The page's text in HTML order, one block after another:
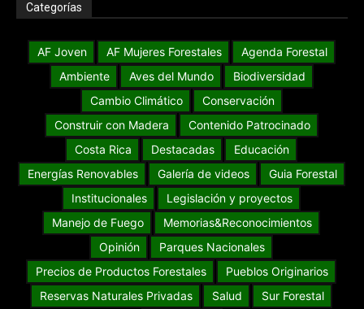
Categorías
AF Joven AF Mujeres Forestales
Agenda Forestal
Ambiente
Aves del Mundo
Biodiversidad
Cambio Climático
Conservación
Construir con Madera
Contenido Patrocinado
Costa Rica
Destacadas
Educación
Energías Renovables
Galería de videos
Guia Forestal
Institucionales
Legislación y proyectos
Manejo de Fuego
Memorias&Reconocimientos
Opinión
Parques Nacionales
Precios de Productos Forestales
Pueblos Originarios
Reservas Naturales Privadas
Salud
Sur Forestal